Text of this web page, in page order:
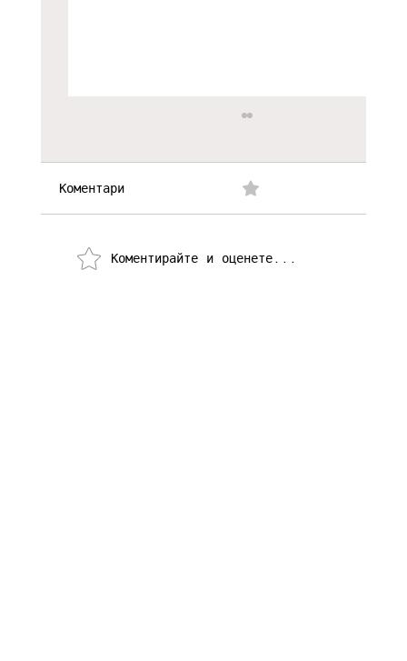
Коментари
Коментирайте и оценете...